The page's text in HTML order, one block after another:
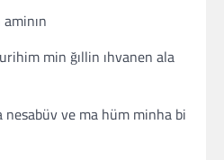
min ğıllin ıhvanen ala
nesabüv ve ma hüm minha bi